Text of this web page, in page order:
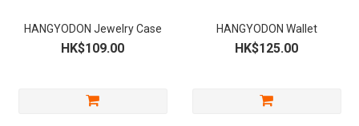
HANGYODON Jewelry Case
HK$109.00
HANGYODON Wallet
HK$125.00